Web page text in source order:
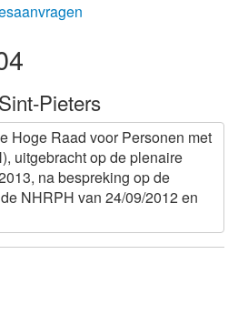
Pieters
Hoge Raad voor Personen met
uitgebracht op de plenaire
na bespreking op de
NHRPH van 24/09/2012 en